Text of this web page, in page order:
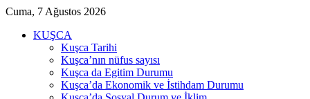
Cuma, 7 Ağustos 2026
KUŞCA
Kuşca Tarihi
Kuşca’nın nüfus sayısı
Kuşca da Egitim Durumu
Kuşca’da Ekonomik ve İstihdam Durumu